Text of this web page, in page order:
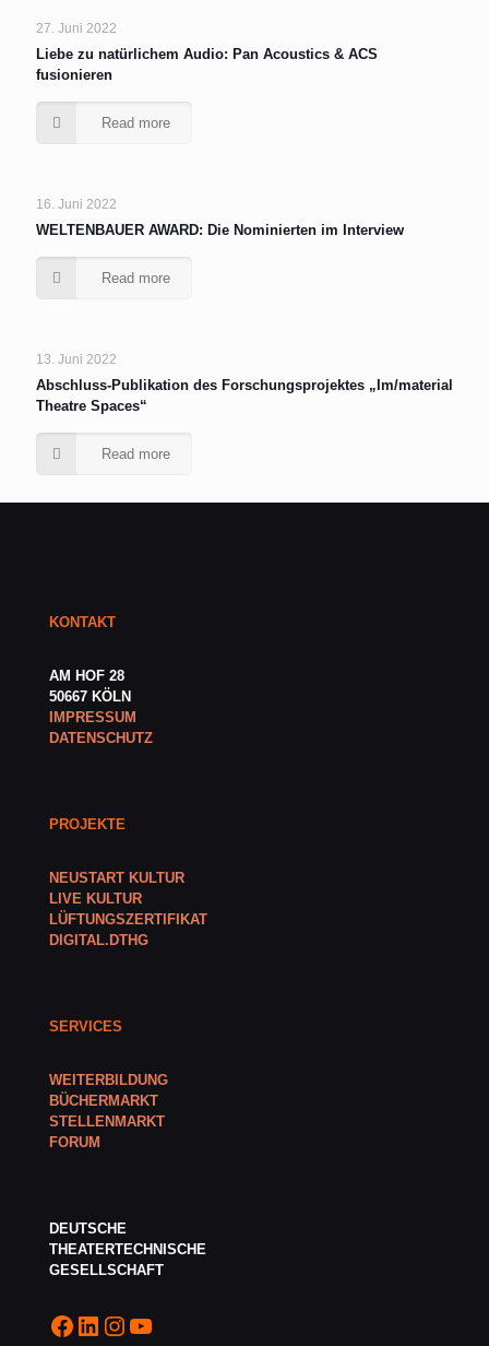
27. Juni 2022
Liebe zu natürlichem Audio: Pan Acoustics & ACS
fusionieren
Read more
16. Juni 2022
WELTENBAUER AWARD: Die Nominierten im Interview
Read more
13. Juni 2022
Abschluss-Publikation des Forschungsprojektes „Im/material
Theatre Spaces“
Read more
KONTAKT
AM HOF 28
50667 KÖLN
IMPRESSUM
DATENSCHUTZ
PROJEKTE
NEUSTART KULTUR
LIVE KULTUR
LÜFTUNGSZERTIFIKAT
DIGITAL.DTHG
SERVICES
WEITERBILDUNG
BÜCHERMARKT
STELLENMARKT
FORUM
DEUTSCHE
THEATERTECHNISCHE
GESELLSCHAFT
Facebook
LinkedIn
Instagram
YouTube